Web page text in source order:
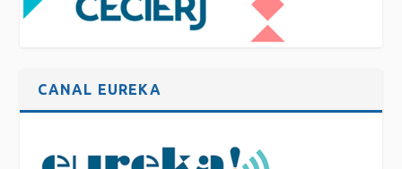
CANAL EUREKA